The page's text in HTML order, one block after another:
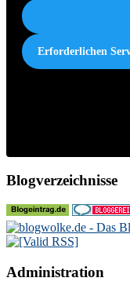
Erforderlichen
Blogverzeichnisse
Administration